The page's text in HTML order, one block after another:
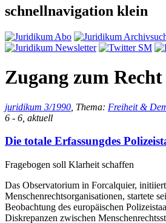
schnellnavigation klein
Zugang zum Recht
juridikum 3/1990 , Thema: Freiheit &
6 - 6, aktuell
Die totale Erfassungdes
Fragebogen soll Klarheit schaffen
Das Observatorium in Forcalquier,
Menschenrechtsorganisationen, startete
Beobachtung des europäischen
Diskrepanzen zwischen